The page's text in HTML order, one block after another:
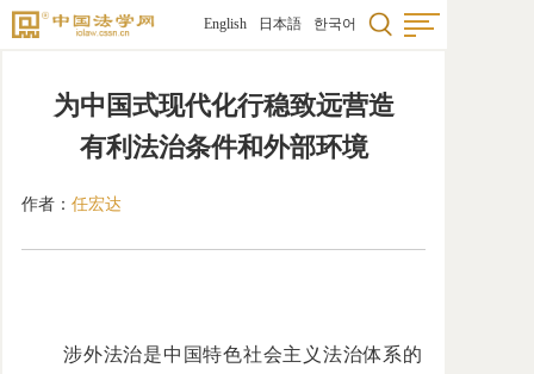
English 日本語 한국어
为中国式现代化行稳致远营造
有利法治条件和外部环境
作者： 任宏达
涉外法治是中国特色社会主义法治体系的